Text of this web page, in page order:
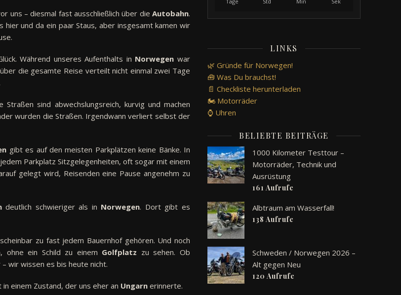
uns – diesmal fast ausschließlich über dieAutobahn.
und da ein paar Staus, aber insgesamt kamen wir
Während unseres Aufenthalts in Norwegen war
die gesamte Reise verteilt nicht einmal zwei Tage
sind abwechslungsreich, kurvig und machen
wurden die Straßen. Irgendwann verliert selbst der
gibt es auf den meisten Parkplätzen keine Bänke. In
Parkplatz Sitzgelegenheiten, oft sogar mit einem
gelegt wird, Reisenden eine Pause angenehm zu
deutlich schwieriger als in Norwegen. Dort gibt es
zu fast jedem Bauernhof gehören. Und noch
ohne ein Schild zu einem Golfplatz zu sehen. Ob
wir wissen es bis heute nicht.
einem Zustand, der uns eher an Ungarn erinnerte.
LINKS
🌿 Gründe für Norwegen!
🧰 Was Du brauchst!
📄 Checkliste herunterladen
🏍️ Motorräder
⌚ Uhren
BELIEBTE BEITRÄGE
1000 Kilometer Testtour –
Motorräder, Technik und
Ausrüstung
161 Aufrufe
Albtraum am Wasserfall!
138 Aufrufe
Schweden / Norwegen 2026 –
Alt gegen Neu
120 Aufrufe